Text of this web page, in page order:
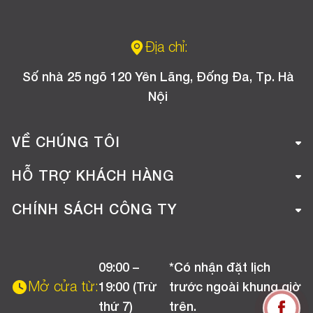
Địa chỉ:
Số nhà 25 ngõ 120 Yên Lãng, Đống Đa, Tp. Hà
Nội
VỀ CHÚNG TÔI
Giới thiệu công ty
Tuyển dụng
HỖ TRỢ KHÁCH HÀNG
Hướng dẫn mua hàng online
Chương trình khuyến mãi
CHÍNH SÁCH CÔNG TY
Chính sách bảo hành
Mở cửa từ:
09:00 –
19:00 (Trừ
thứ 7)
*Có nhận đặt lịch
trước ngoài khung giờ
trên.